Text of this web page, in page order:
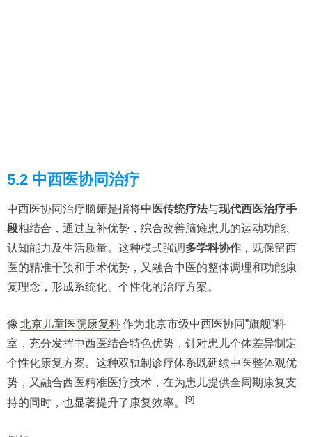
5.2 中西医协同治疗
中西医协同治疗脑瘫是指将中医传统疗法与现代西医治疗手
段相结合，通过互补优势，综合改善脑瘫患儿的运动功能、
认知能力及生活质量。这种模式强调多学科协作 ，既保留西
医的精准干预和手术优势，又融合中医的整体调理和功能康
复理念，形成系统化、个性化的治疗方案。
像 北京儿童医院康复科作为北京市级中西医协同”旗舰”科
室，充分发挥中西医结合特色优势，针对患儿个体差异制定
个性化康复方案。这种双轨制诊疗体系既延续中医整体观优
势，又融合西医精准医疗技术，在为患儿提供全周期康复支
持的同时，也显著提升了康复效率。
[9]